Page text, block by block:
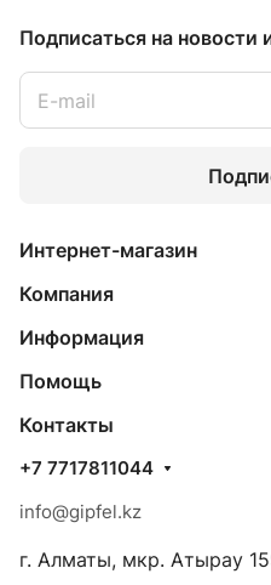
Подписаться на новости
Интернет-магазин
Компания
Информация
Помощь
Контакты
+7 7717811044
info@gipfel.kz
г. Алматы, мкр. Атырау